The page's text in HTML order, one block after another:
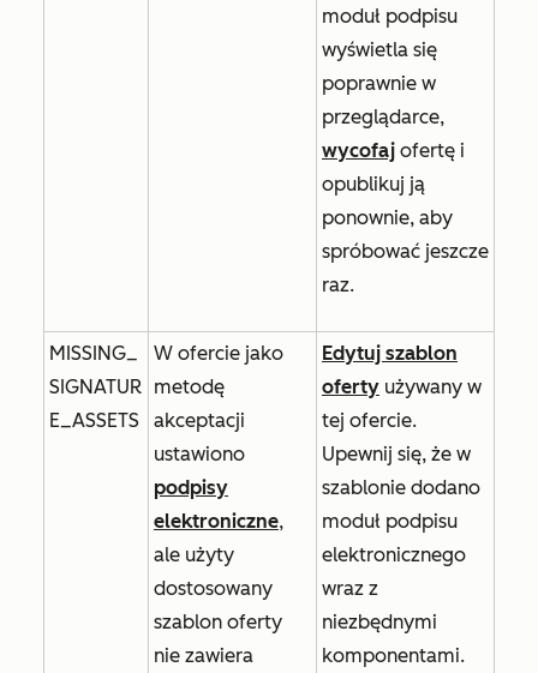
moduł podpisu
wyświetla się
poprawnie w
przeglądarce,
wycofaj ofertę i
opublikuj ją
ponownie, aby
spróbować jeszcze
raz.
MISSING_
SIGNATUR
E_ASSETS
W ofercie jako
metodę
akceptacji
ustawiono
podpisy
elektroniczne,
ale użyty
dostosowany
szablon oferty
nie zawiera
Edytuj szablon
oferty używany w
tej ofercie.
Upewnij się, że w
szablonie dodano
moduł podpisu
elektronicznego
wraz z
niezbędnymi
komponentami.